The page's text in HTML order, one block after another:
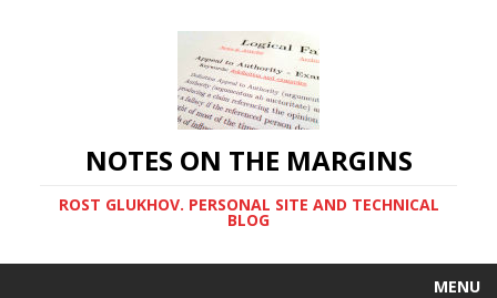
NOTES ON THE MARGINS
ROST GLUKHOV. PERSONAL SITE AND TECHNICAL
BLOG
MENU